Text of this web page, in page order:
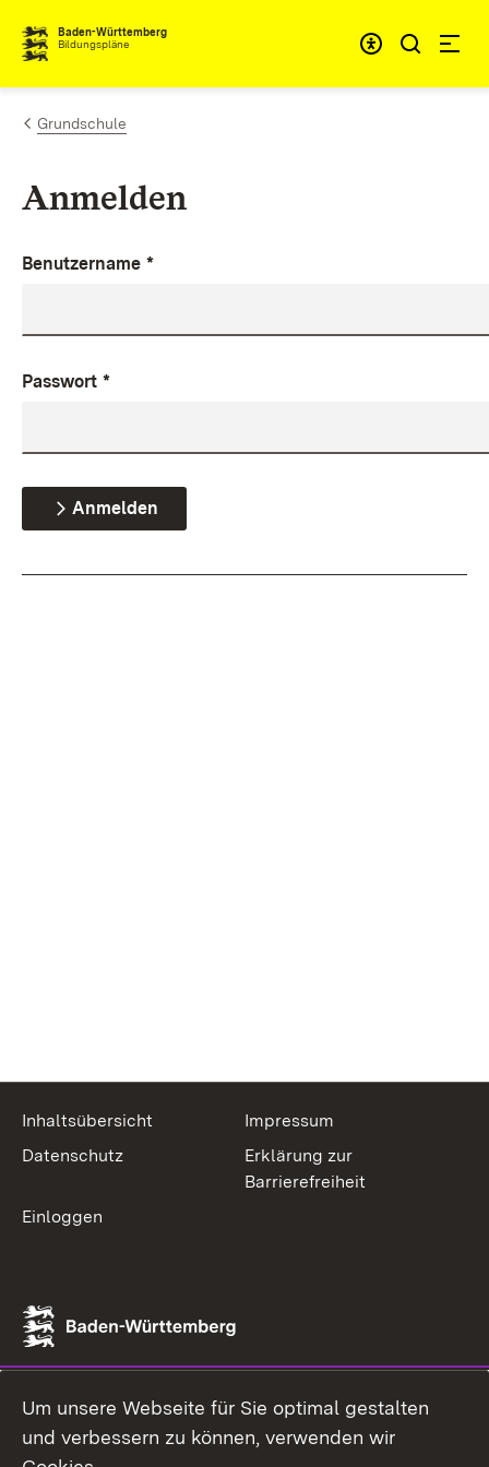
Zum Inhalt springen
Baden-Württemberg
Bildungspläne
Grundschule
Anmelden
Benutzername *
Passwort *
Anmelden
Inhaltsübersicht
Impressum
Datenschutz
Erklärung zur
Barrierefreiheit
Einloggen
Um unsere Webseite für Sie optimal gestalten
und verbessern zu können, verwenden wir